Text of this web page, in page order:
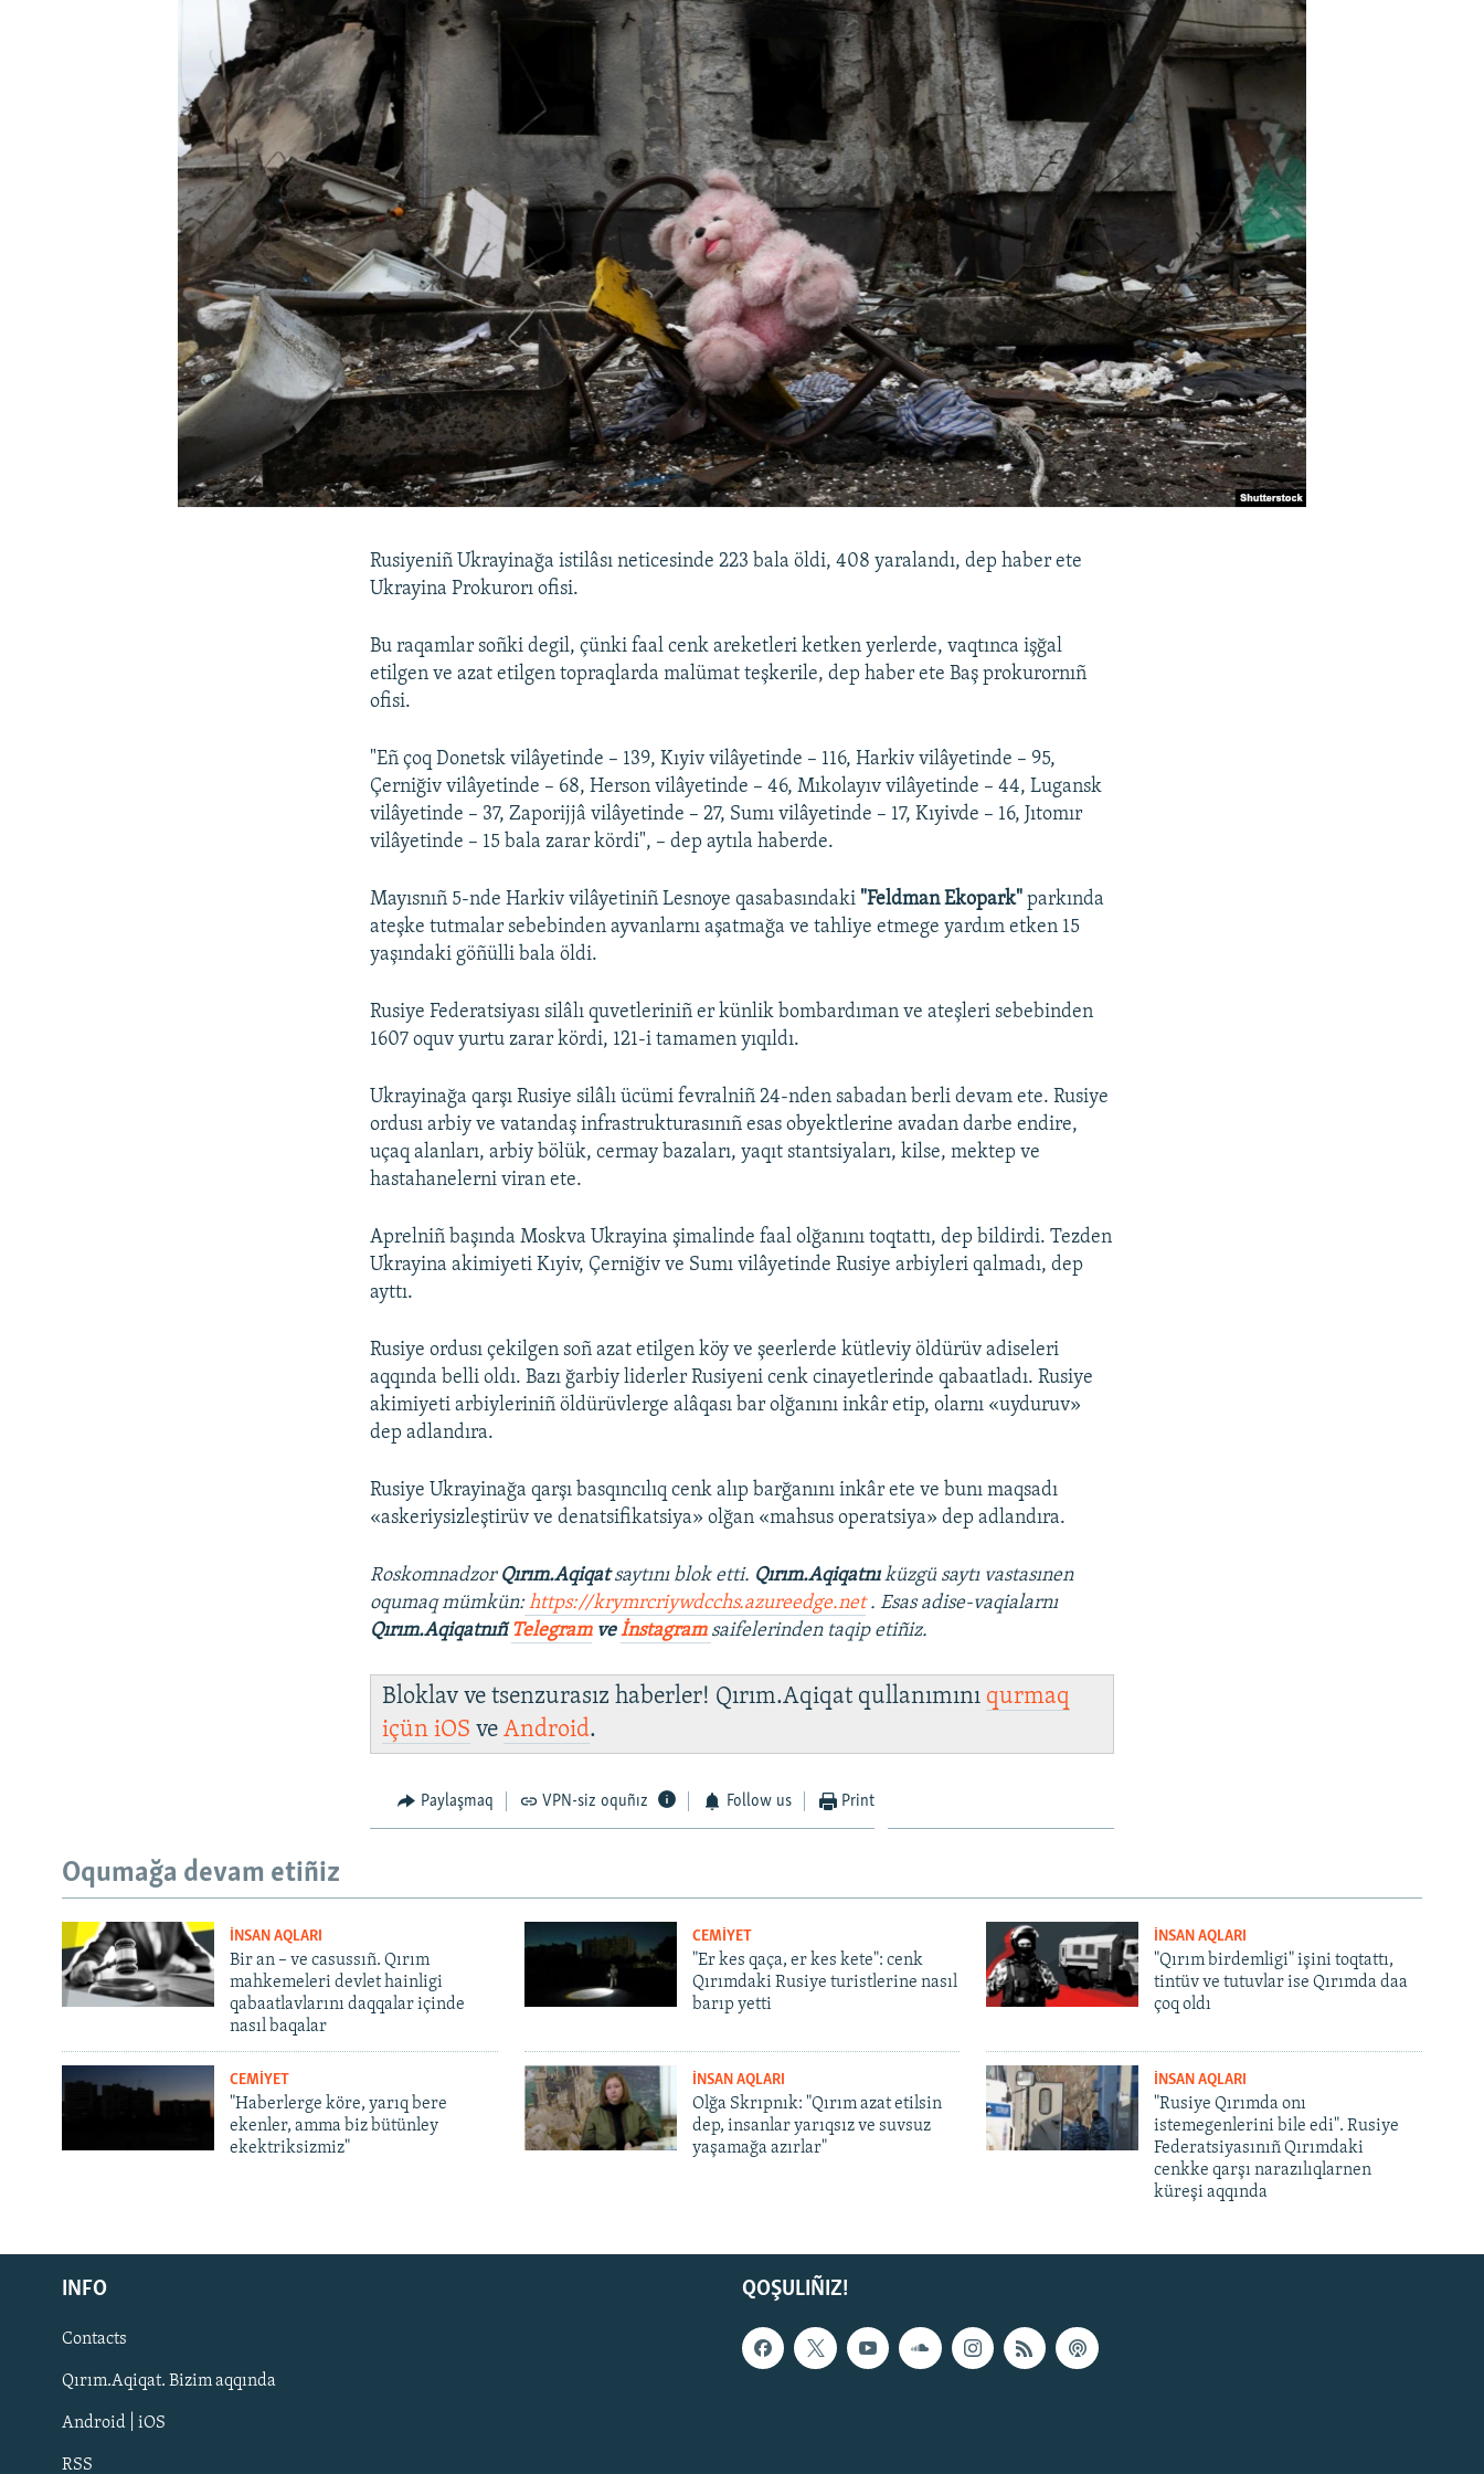
Русский
Українською
QOŞULIÑIZ!
Rusiyeniñ Ukrayinağa istilâsı neticesinde 223 bala öldi, 408 yaralandı, dep haber ete
Ukrayina Prokurorı ofisi.
Bu raqamlar soñki degil, çünki faal cenk areketleri ketken yerlerde, vaqtınca işğal
etilgen ve azat etilgen topraqlarda malümat teşkerile, dep haber ete Baş prokurornıñ
ofisi.
"Eñ çoq Donetsk vilâyetinde – 139, Kıyiv vilâyetinde – 116, Harkiv vilâyetinde – 95,
Çerniğiv vilâyetinde – 68, Herson vilâyetinde – 46, Mıkolayıv vilâyetinde – 44, Lugansk
vilâyetinde – 37, Zaporijjâ vilâyetinde – 27, Sumı vilâyetinde – 17, Kıyivde – 16, Jıtomır
vilâyetinde – 15 bala zarar kördi", – dep aytıla haberde.
Mayısnıñ 5-nde Harkiv vilâyetiniñ Lesnoye qasabasındaki "Feldman Ekopark"parkında
ateşke tutmalar sebebinden ayvanlarnı aşatmağa ve tahliye etmege yardım etken 15
yaşındaki göñülli bala öldi.
Rusiye Federatsiyası silâlı quvetleriniñ er künlik bombardıman ve ateşleri sebebinden
1607 oquv yurtu zarar kördi, 121-i tamamen yıqıldı.
Ukrayinağa qarşı Rusiye silâlı ücümi fevralniñ 24-nden sabadan berli devam ete. Rusiye
ordusı arbiy ve vatandaş infrastrukturasınıñ esas obyektlerine avadan darbe endire,
uçaq alanları, arbiy bölük, cermay bazaları, yaqıt stantsiyaları, kilse, mektep ve
hastahanelerni viran ete.
Aprelniñ başında Moskva Ukrayina şimalinde faal olğanını toqtattı, dep bildirdi. Tezden
Ukrayina akimiyeti Kıyiv, Çerniğiv ve Sumı vilâyetinde Rusiye arbiyleri qalmadı, dep
ayttı.
Rusiye ordusı çekilgen soñ azat etilgen köy ve şeerlerde kütleviy öldürüv adiseleri
aqqında belli oldı. Bazı ğarbiy liderler Rusiyeni cenk cinayetlerinde qabaatladı. Rusiye
akimiyeti arbiyleriniñ öldürüvlerge alâqası bar olğanını inkâr etip, olarnı «uyduruv»
dep adlandıra.
Rusiye Ukrayinağa qarşı basqıncılıq cenk alıp barğanını inkâr ete ve bunı maqsadı
«askeriysizleştirüv ve denatsifikatsiya» olğan «mahsus operatsiya» dep adlandıra.
Roskomnadzor Qırım.Aqiqatsaytını blok etti. Qırım.Aqiqatnıküzgü saytı vastasınen
oqumaq mümkün: https://krymrcriywdcchs.azureedge.net . Esas adise-vaqialarnı
Qırım.AqiqatnıñTelegramveİnstagram saifelerinden taqip etiñiz.
Bloklav ve tsenzurasız haberler! Qırım.Aqiqat qullanımını qurmaq
içüniOS veAndroid.
Paylaşmaq VPN-siz oquñız Follow us Print
Oqumağa devam etiñiz
İNSAN AQLARI
Bir an – ve casussıñ. Qırım
mahkemeleri devlet hainligi
qabaatlavlarını daqqalar içinde
nasıl baqalar
CEMİYET
"Er kes qaça, er kes kete": cenk
Qırımdaki Rusiye turistlerine nasıl
barıp yetti
İNSAN AQLARI
"Qırım birdemligi" işini toqtattı,
tintüv ve tutuvlar ise Qırımda daa
çoq oldı
CEMİYET
"Haberlerge köre, yarıq bere
ekenler, amma biz bütünley
ekektriksizmiz"
İNSAN AQLARI
Olğa Skrıpnık: "Qırım azat etilsin
dep, insanlar yarıqsız ve suvsuz
yaşamağa azırlar"
İNSAN AQLARI
"Rusiye Qırımda onı
istemegenlerini bile edi". Rusiye
Federatsiyasınıñ Qırımdaki
cenkke qarşı narazılıqlarnen
küreşi aqqında
QOŞULIÑIZ!
INFO
Contacts
Qırım.Aqiqat. Bizim aqqında
Android | iOS
RSS